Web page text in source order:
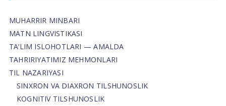
MUHARRIR MINBARI
MATN LINGVISTIKASI
TA’LIM ISLOHOTLARI — AMALDA
TAHRIRIYATIMIZ MEHMONLARI
TIL NAZARIYASI
SINXRON VA DIAXRON TILSHUNOSLIK
KOGNITIV TILSHUNOSLIK